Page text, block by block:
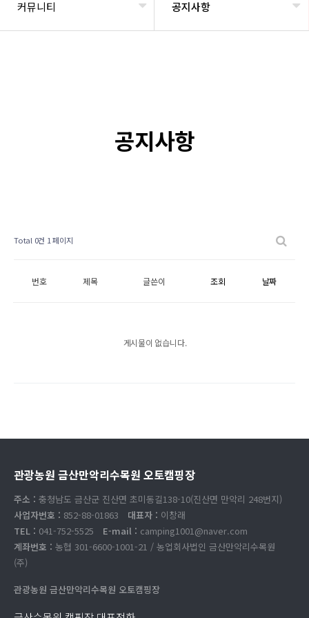
커뮤니티 공지사항
공지사항
Total 0건 1 페이지
번호 제목 글쓴이 조회 날짜
게시물이 없습니다.
관광농원 금산만악리수목원 오토캠핑장
주소 : 충청남도 금산군 진산면 초미동길138-10(진산면 만악리 248번지)
사업자번호 : 852-88-01863 대표자 : 이창래
TEL : 041-752-5525 E-mail : camping1001@naver.com
계좌번호 : 농협 301-6600-1001-21 / 농업회사법인 금산만악리수목원
(주)
관광농원 금산만악리수목원 오토캠핑장